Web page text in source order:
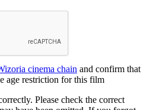
cinema chain and confirm that
age restriction for this film
Please check the correct